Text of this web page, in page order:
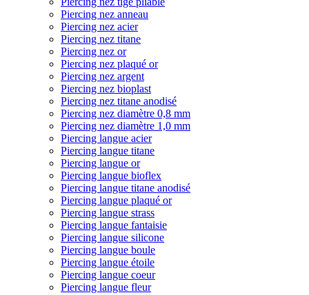
Piercing nez anneau
Piercing nez acier
Piercing nez titane
Piercing nez or
Piercing nez plaqué or
Piercing nez argent
Piercing nez bioplast
Piercing nez titane anodisé
Piercing nez diamètre 0,8 mm
Piercing nez diamètre 1,0 mm
Piercing langue acier
Piercing langue titane
Piercing langue or
Piercing langue bioflex
Piercing langue titane anodisé
Piercing langue plaqué or
Piercing langue strass
Piercing langue fantaisie
Piercing langue silicone
Piercing langue boule
Piercing langue étoile
Piercing langue coeur
Piercing langue fleur